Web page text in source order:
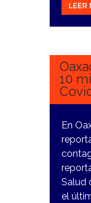
LEER
26
10
En
Salud
el